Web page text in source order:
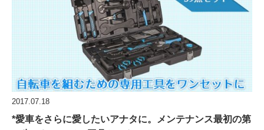
2017.07.18
*愛車をさらに愛したいアナタに。メンテナンス最初の第